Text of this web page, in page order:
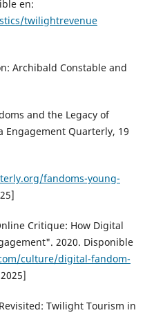
en:
twilightrevenue
Archibald Constable and
and the Legacy of
Quarterly, 19
fandoms-young-
Critique: How Digital
2020. Disponible
culture/digital-fandom-
Revisited: Twilight Tourism in